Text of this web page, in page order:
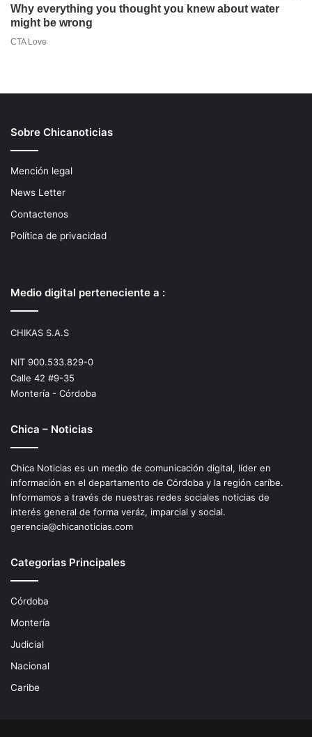
Sobre Chicanoticias
Mención legal
News Letter
Contactenos
Política de privacidad
Medio digital perteneciente a :
CHIKAS S.A.S
NIT 900.533.829-0
Calle 42 #9-35
Montería - Córdoba
Chica – Noticias
Chica Noticias es un medio de comunicación digital, líder en
información en el departamento de Córdoba y la región caríbe.
Informamos a través de nuestras redes sociales noticias de
interés general de forma veráz, imparcial y social.
gerencia@chicanoticias.com
Categorias Principales
Córdoba
Montería
Judicial
Nacional
Caribe